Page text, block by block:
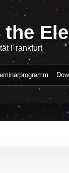
Frankfurt